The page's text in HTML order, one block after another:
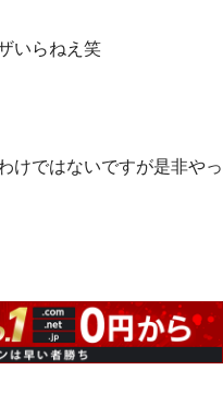
いらねえ笑
けではないですが是非やっ